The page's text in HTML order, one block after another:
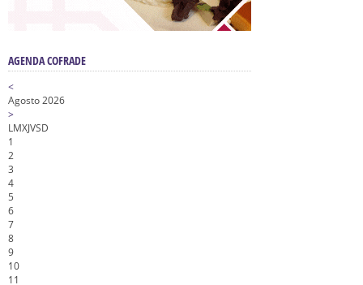
AGENDA COFRADE
<
Agosto 2026
>
LMXJVSD
1
2
3
4
5
6
7
8
9
10
11